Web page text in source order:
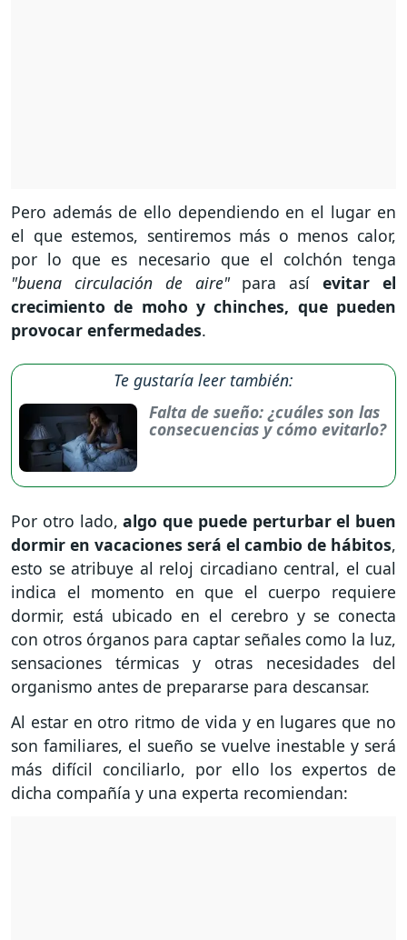
Pero además de ello dependiendo en el lugar en
el que estemos, sentiremos más o menos calor,
por lo que es necesario que el colchón tenga
"buena circulación de aire"para asíevitar el
crecimiento de moho y chinches, que pueden
provocar enfermedades.
Te gustaría leer también:
Falta de sueño: ¿cuáles son las
consecuencias y cómo evitarlo?
Por otro lado, algo que puede perturbar el buen
dormir en vacaciones será el cambio de hábitos,
esto se atribuye al reloj circadiano central, el cual
indica el momento en que el cuerpo requiere
dormir, está ubicado en el cerebro y se conecta
con otros órganos para captar señales como la luz,
sensaciones térmicas y otras necesidades del
organismo antes de prepararse para descansar.
Al estar en otro ritmo de vida y en lugares que no
son familiares, el sueño se vuelve inestable y será
más difícil conciliarlo, por ello los expertos de
dicha compañía y una experta recomiendan: